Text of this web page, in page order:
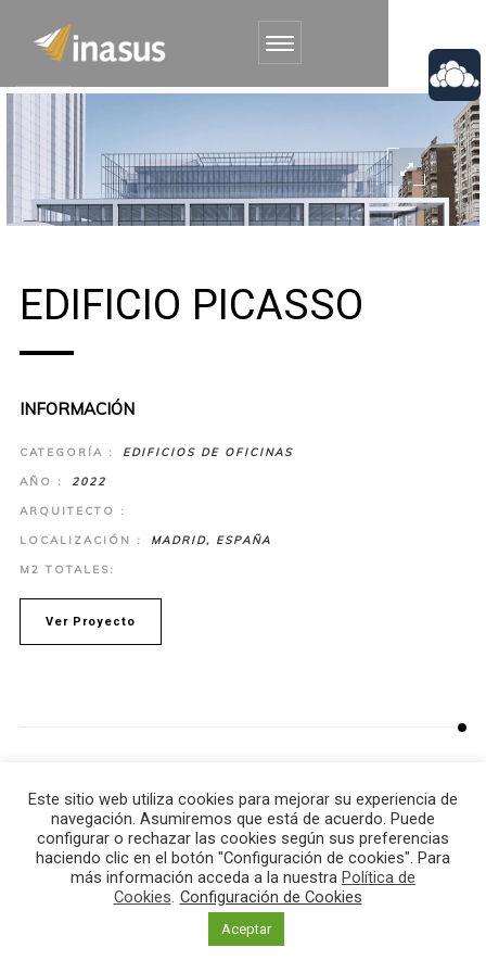
EDIFICIO PICASSO
INFORMACIÓN
CATEGORÍA : EDIFICIOS DE OFICINAS
AÑO : 2022
ARQUITECTO :
LOCALIZACIÓN : MADRID, ESPAÑA
M2 TOTALES:
Ver Proyecto
PREVIOS
Este sitio web utiliza cookies para mejorar su experiencia de
navegación. Asumiremos que está de acuerdo. Puede
configurar o rechazar las cookies según sus preferencias
haciendo clic en el botón "Configuración de cookies". Para
más información acceda a la nuestra Política de
Cookies. Configuración de Cookies
Aceptar